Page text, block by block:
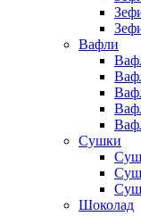
Вафли
Сушки
Шоколад